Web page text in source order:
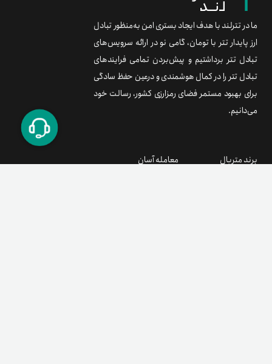
ما در تترلند با هدف ایجاد بستری امن به‌منظور تبادل
ارز پایدار تتر با تومان، گامی نو در ارائه سرویس‌های
تبادل تتر برداشتیم و پیش‌بردن تمامی فرایندهای
تبادل تتر را در کمال هوشمندی و درعین حفظ سادگی
برای بهبود مستمر فضای رمزارزی کشور، رسالت خود
می‌دانیم.
برند متریال معامله آسان